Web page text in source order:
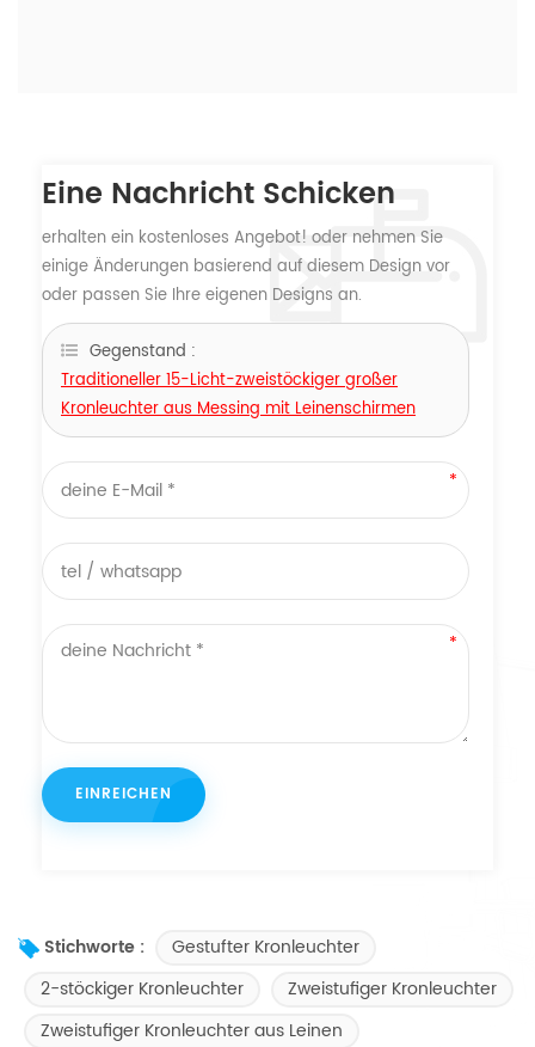
Eine Nachricht Schicken
erhalten ein kostenloses Angebot! oder nehmen Sie
einige Änderungen basierend auf diesem Design vor
oder passen Sie Ihre eigenen Designs an.
Gegenstand :
Traditioneller 15-Licht-zweistöckiger großer
Kronleuchter aus Messing mit Leinenschirmen
Stichworte :
Gestufter Kronleuchter
2-stöckiger Kronleuchter
Zweistufiger Kronleuchter
Zweistufiger Kronleuchter aus Leinen